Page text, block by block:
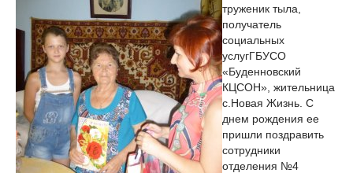
труженик тыла,
получатель
социальных
услугГБУСО
«Буденновский
КЦСОН», жительница
с.Новая Жизнь. С
днем рождения ее
пришли поздравить
сотрудники
отделения №4